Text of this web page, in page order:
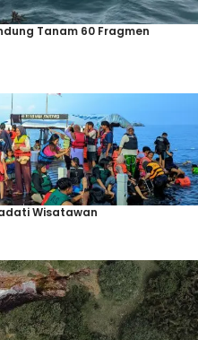
Tanam 60 Fragmen
Wisatawan